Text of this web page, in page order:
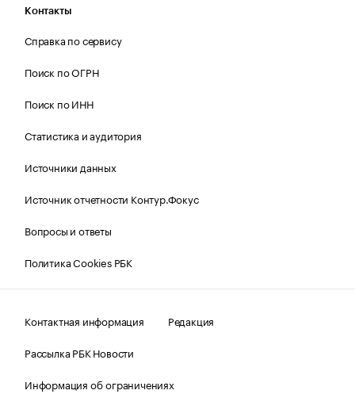
Контакты
Справка по сервису
Поиск по ОГРН
Поиск по ИНН
Статистика и аудитория
Источники данных
Источник отчетности Контур.Фокус
Вопросы и ответы
Политика Cookies РБК
Контактная информация
Редакция
Рассылка РБК Новости
Информация об ограничениях